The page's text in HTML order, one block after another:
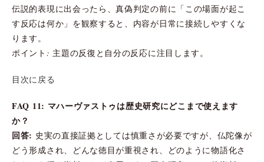
伝説的表現に出会ったら、真偽判定の前に「この場面が起こ
す反応は何か」を観察すると、内容が日常に接続しやすくな
ります。
ポイント: 主題の反復と自分の反応に注目します。
目次に戻る
FAQ 11: マハーヴァストゥは歴史研究にどこまで使えます
か？
回答: 史実の直接証拠としては慎重さが必要ですが、仏陀像が
どう形成され、どんな徳目が重視され、どのように物語化さ